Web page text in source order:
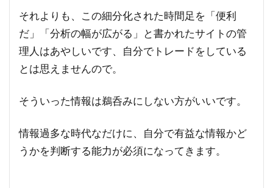
それよりも、この細分化された時間足を「便利
だ」「分析の幅が広がる」と書かれたサイトの管
理人はあやしいです、自分でトレードをしている
とは思えませんので。
そういった情報は鵜呑みにしない方がいいです。
情報過多な時代なだけに、自分で有益な情報かど
うかを判断する能力が必須になってきます。